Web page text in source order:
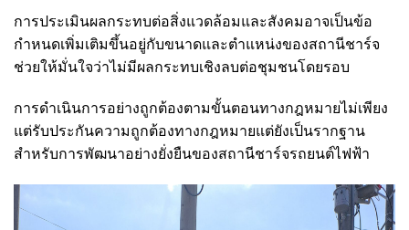
การประเมินผลกระทบต่อสิ่งแวดล้อมและสังคมอาจเป็นข้อ
กำหนดเพิ่มเติมขึ้นอยู่กับขนาดและตำแหน่งของสถานีชาร์จ
ช่วยให้มั่นใจว่าไม่มีผลกระทบเชิงลบต่อชุมชนโดยรอบ
การดำเนินการอย่างถูกต้องตามขั้นตอนทางกฎหมายไม่เพียง
แต่รับประกันความถูกต้องทางกฎหมายแต่ยังเป็นรากฐาน
สำหรับการพัฒนาอย่างยั่งยืนของสถานีชาร์จรถยนต์ไฟฟ้า